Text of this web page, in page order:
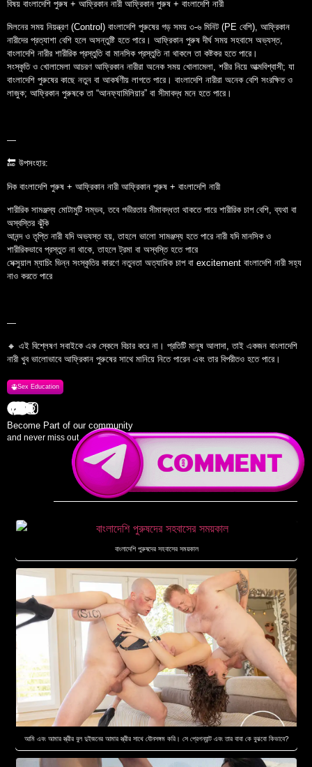
বিষয় বাংলাদেশি পুরুষ + আফ্রিকান নারী আফ্রিকান পুরুষ + বাংলাদেশি নারী
মিলনের সময় নিয়ন্ত্রণ (Control) বাংলাদেশি পুরুষের গড় সময় ৩-৬ মিনিট (PE বেশি), আফ্রিকান
নারীদের প্রত্যাশা বেশি হলে অসন্তুষ্টি হতে পারে। আফ্রিকান পুরুষ দীর্ঘ সময় সহবাসে অভ্যস্ত,
বাংলাদেশি নারীর শারীরিক প্রস্তুতি বা মানসিক প্রস্তুতি না থাকলে তা কষ্টকর হতে পারে।
সংস্কৃতি ও খোলামেলা আচরণ আফ্রিকান নারীরা অনেক সময় খোলামেলা, শরীর নিয়ে আত্মবিশ্বাসী; যা
বাংলাদেশি পুরুষের কাছে নতুন বা আকর্ষণীয় লাগতে পারে। বাংলাদেশি নারীরা অনেক বেশি সংরক্ষিত ও
লাজুক; আফ্রিকান পুরুষকে তা “আনফ্যামিলিয়ার” বা সীমাবদ্ধ মনে হতে পারে।
—
🔚 উপসংহার:
দিক বাংলাদেশি পুরুষ + আফ্রিকান নারী আফ্রিকান পুরুষ + বাংলাদেশি নারী
শারীরিক সামঞ্জস্য মোটামুটি সম্ভব, তবে গভীরতার সীমাবদ্ধতা থাকতে পারে শারীরিক চাপ বেশি, ব্যথা বা
অস্বস্তির ঝুঁকি
আনন্দ ও তৃপ্তি নারী যদি অভ্যস্ত হয়, তাহলে ভালো সামঞ্জস্য হতে পারে নারী যদি মানসিক ও
শারীরিকভাবে প্রস্তুত না থাকে, তাহলে ট্রমা বা অস্বস্তি হতে পারে
সেক্সুয়াল ম্যাচিং ভিন্ন সংস্কৃতির কারণে নতুনতা অত্যাধিক চাপ বা excitement বাংলাদেশি নারী সহ্য
নাও করতে পারে
—
🔸 এই বিশ্লেষণ সবাইকে এক স্কেলে বিচার করে না। প্রতিটি মানুষ আলাদা, তাই একজন বাংলাদেশি
নারী খুব ভালোভাবে আফ্রিকান পুরুষের সাথে মানিয়ে নিতে পারেন এবং তার বিপরীতও হতে পারে।
Sex Education
Become Part of our community
and never miss out ...
বাংলাদেশি পুরুষদের সহবাসের সময়কাল
আমি এবং আমার স্ত্রীর বুল দুইজনের আমার স্ত্রীর সাথে যৌনসঙ্গম করি। সে প্রেগন্যান্ট এবং তার বাবা কে বুঝবো কিভাবে?